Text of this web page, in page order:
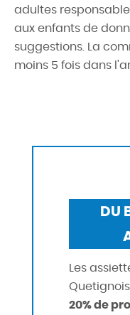
adultes
aux enfants de
suggestions. La
moins 5 fois dans
DU
Les
20% de